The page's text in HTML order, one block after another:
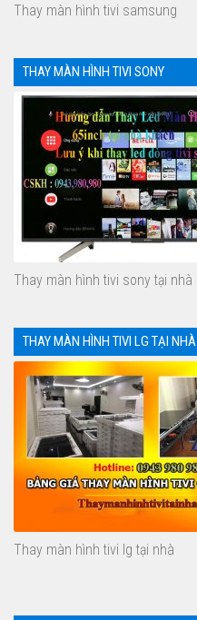
Thay màn hình tivi samsung
THAY MÀN HÌNH TIVI SONY
Thay màn hình tivi sony tại nhà
THAY MÀN HÌNH TIVI LG TẠI NHÀ
Thay màn hình tivi lg tại nhà